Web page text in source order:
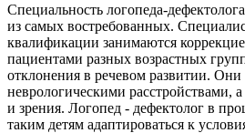
Специальность логопеда-
из самых востребованных.
квалификации занимаются
пациентами разных возрастных
отклонения в речевом развитии. Они
неврологическими расстройствами,
и зрения. Логопед - дефектолог в
таким детям адаптироваться к